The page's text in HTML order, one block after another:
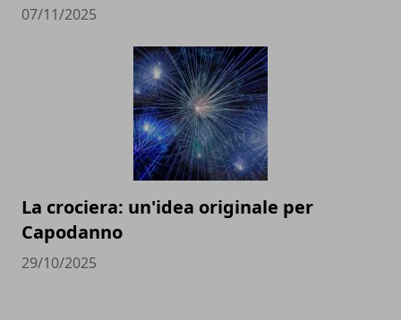
07/11/2025
La crociera: un'idea originale per
Capodanno
29/10/2025